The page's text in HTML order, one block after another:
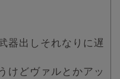
器出しそれなりに遅
けどヴァルとかアッ